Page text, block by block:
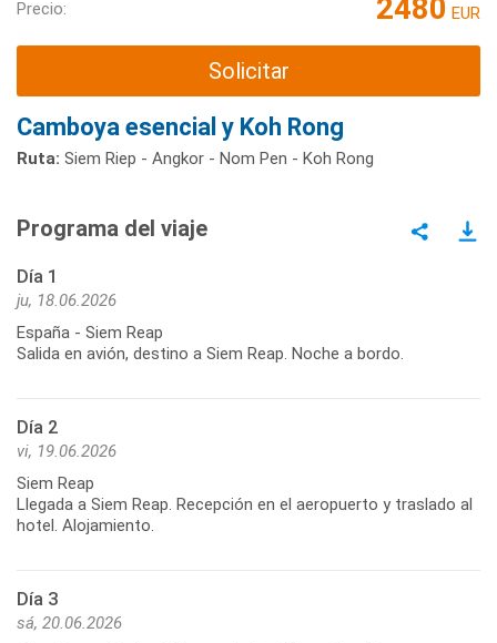
Precio: 2480 EUR
Solicitar
Camboya esencial y Koh Rong
Ruta: Siem Riep - Angkor - Nom Pen​​ - Koh Rong
Programa del viaje
Día 1
ju, 18.06.2026
España - Siem Reap
Salida en avión, destino a Siem Reap. Noche a bordo.
Día 2
vi, 19.06.2026
Siem Reap
Llegada a Siem Reap. Recepción en el aeropuerto y traslado al
hotel. Alojamiento.
Día 3
sá, 20.06.2026